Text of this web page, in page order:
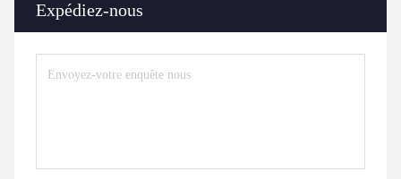
Expédiez-nous